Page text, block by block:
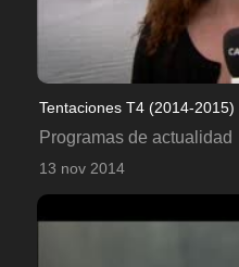
Tentaciones T4 (2014-2015)
Programas de actualidad
13 nov 2014